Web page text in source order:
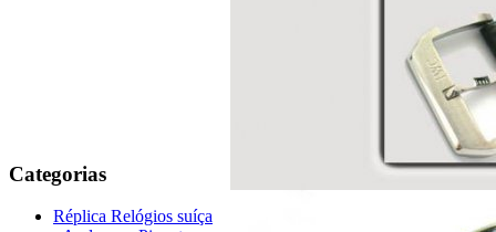
Categorias
Réplica Relógios suíça